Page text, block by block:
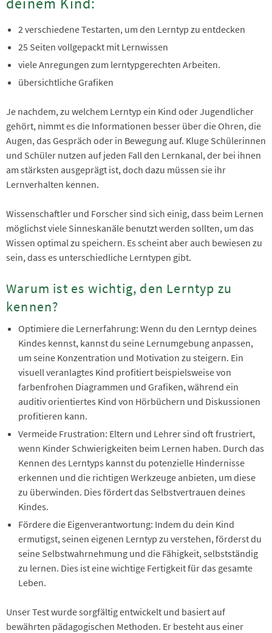
2 verschiedene Testarten, um den Lerntyp zu entdecken
25 Seiten vollgepackt mit Lernwissen
viele Anregungen zum lerntypgerechten Arbeiten.
übersichtliche Grafiken
Je nachdem, zu welchem Lerntyp ein Kind oder Jugendlicher
gehört, nimmt es die Informationen besser über die Ohren, die
Augen, das Gespräch oder in Bewegung auf. Kluge Schülerinnen
und Schüler nutzen auf jeden Fall den Lernkanal, der bei ihnen
am stärksten ausgeprägt ist, doch dazu müssen sie ihr
Lernverhalten kennen.
Wissenschaftler und Forscher sind sich einig, dass beim Lernen
möglichst viele Sinneskanäle benutzt werden sollten, um das
Wissen optimal zu speichern. Es scheint aber auch bewiesen zu
sein, dass es unterschiedliche Lerntypen gibt.
Warum ist es wichtig, den Lerntyp zu
kennen?
Optimiere die Lernerfahrung: Wenn du den Lerntyp deines
Kindes kennst, kannst du seine Lernumgebung anpassen,
um seine Konzentration und Motivation zu steigern. Ein
visuell veranlagtes Kind profitiert beispielsweise von
farbenfrohen Diagrammen und Grafiken, während ein
auditiv orientiertes Kind von Hörbüchern und Diskussionen
profitieren kann.
Vermeide Frustration: Eltern und Lehrer sind oft frustriert,
wenn Kinder Schwierigkeiten beim Lernen haben. Durch das
Kennen des Lerntyps kannst du potenzielle Hindernisse
erkennen und die richtigen Werkzeuge anbieten, um diese
zu überwinden. Dies fördert das Selbstvertrauen deines
Kindes.
Fördere die Eigenverantwortung: Indem du dein Kind
ermutigst, seinen eigenen Lerntyp zu verstehen, förderst du
seine Selbstwahrnehmung und die Fähigkeit, selbstständig
zu lernen. Dies ist eine wichtige Fertigkeit für das gesamte
Leben.
Unser Test wurde sorgfältig entwickelt und basiert auf
bewährten pädagogischen Methoden. Er besteht aus einer